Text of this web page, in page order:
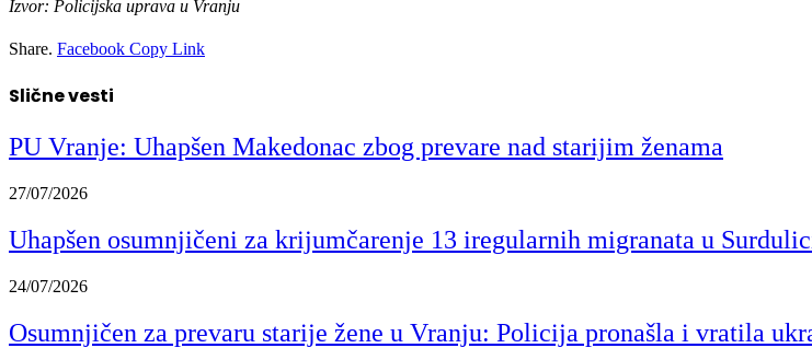
Izvor: Policijska uprava u Vranju
Share. Facebook Copy Link
Slične vesti
PU Vranje: Uhapšen Makedonac zbog prevare nad starijim ženama
27/07/2026
Uhapšen osumnjičeni za krijumčarenje 13 iregularnih migranata u
24/07/2026
Osumnjičen za prevaru starije žene u Vranju: Policija pronašla i vratila